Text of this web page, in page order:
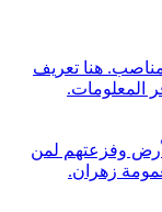
هنا تعريف
المعلومات.
وفزعتهم لمن
زهران.